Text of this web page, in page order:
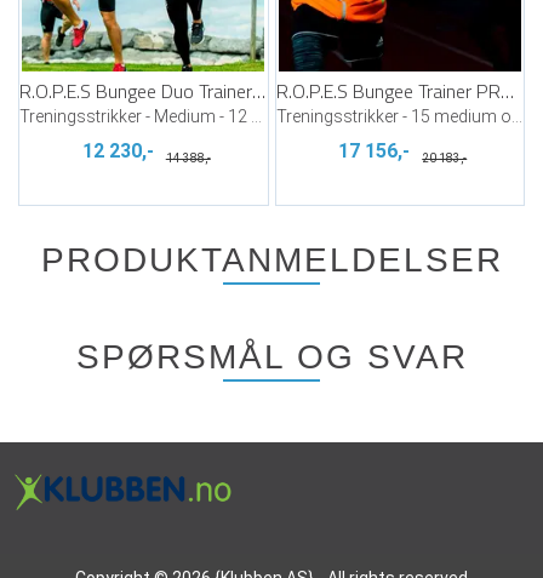
R.O.P.E.S Bungee Duo Trainer PRO Medium
12 230,- 14 388,-
R.O.P.E.S Bungee Trainer PRO Klassesett
17 156,- 20 183,-
PRODUKTANMELDELSER
SPØRSMÅL OG SVAR